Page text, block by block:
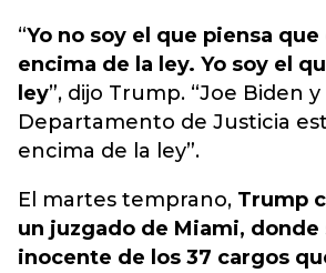
“Yo no soy el que piensa
encima de la ley. Yo soy el
ley”, dijo Trump. “Joe Biden
Departamento de Justicia
encima de la ley”.
El martes temprano, Trump
un juzgado de Miami, donde
inocente de los 37 cargos